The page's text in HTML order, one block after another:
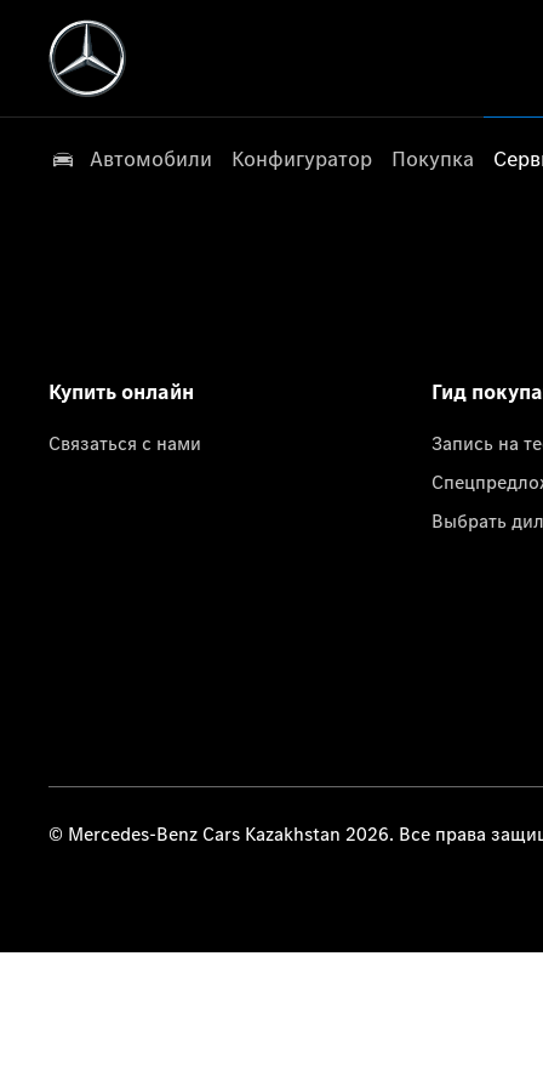
Автомобили Конфигуратор Покупка
Купить онлайн
Связаться с нами
Гид
Запись на
Выбрать
© Mercedes-Benz Cars Kazakhstan 2026. Все права